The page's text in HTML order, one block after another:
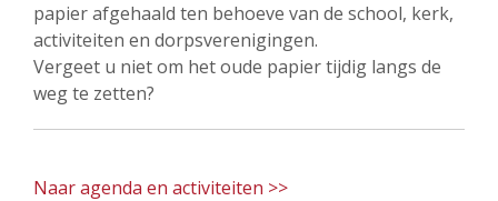
papier afgehaald ten behoeve van de school, kerk,
activiteiten en dorpsverenigingen.
Vergeet u niet om het oude papier tijdig langs de
weg te zetten?
Naar agenda en activiteiten >>